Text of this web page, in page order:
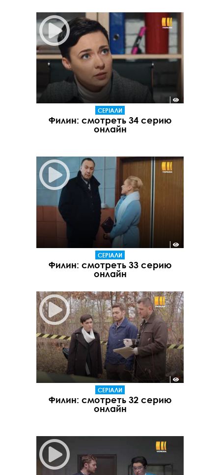
СЕРІАЛИ
Филин: смотреть 34 серию
онлайн
СЕРІАЛИ
Филин: смотреть 33 серию
онлайн
СЕРІАЛИ
Филин: смотреть 32 серию
онлайн